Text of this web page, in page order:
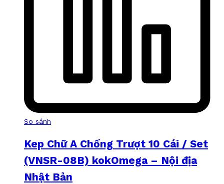
So sánh
Kep Chữ A Chống Trượt 10 Cái / Set
(VNSR-08B) kokOmega – Nội địa
Nhật Bản